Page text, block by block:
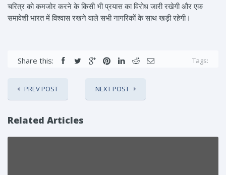
चरित्र को कमजोर करने के किसी भी प्रयास का विरोध जारी रखेगी और एक
समावेशी भारत में विश्वास रखने वाले सभी नागरिकों के साथ खड़ी रहेगी।
Share this: Tags:
PREV POST NEXT POST
Related Articles